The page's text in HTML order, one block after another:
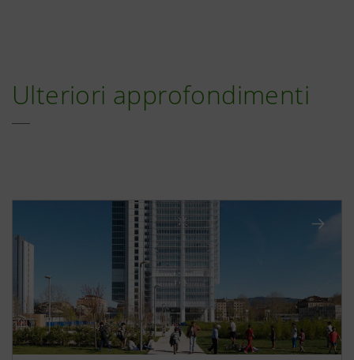
Ulteriori approfondimenti